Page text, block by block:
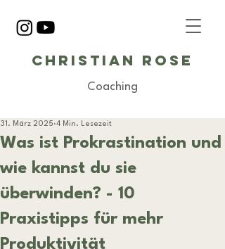
Christian Rose
Coaching
Was ist Prokrastination und
wie kannst du sie
überwinden? - 10
Praxistipps für mehr
Produktivität
31. März 2025 4 Min. Lesezeit